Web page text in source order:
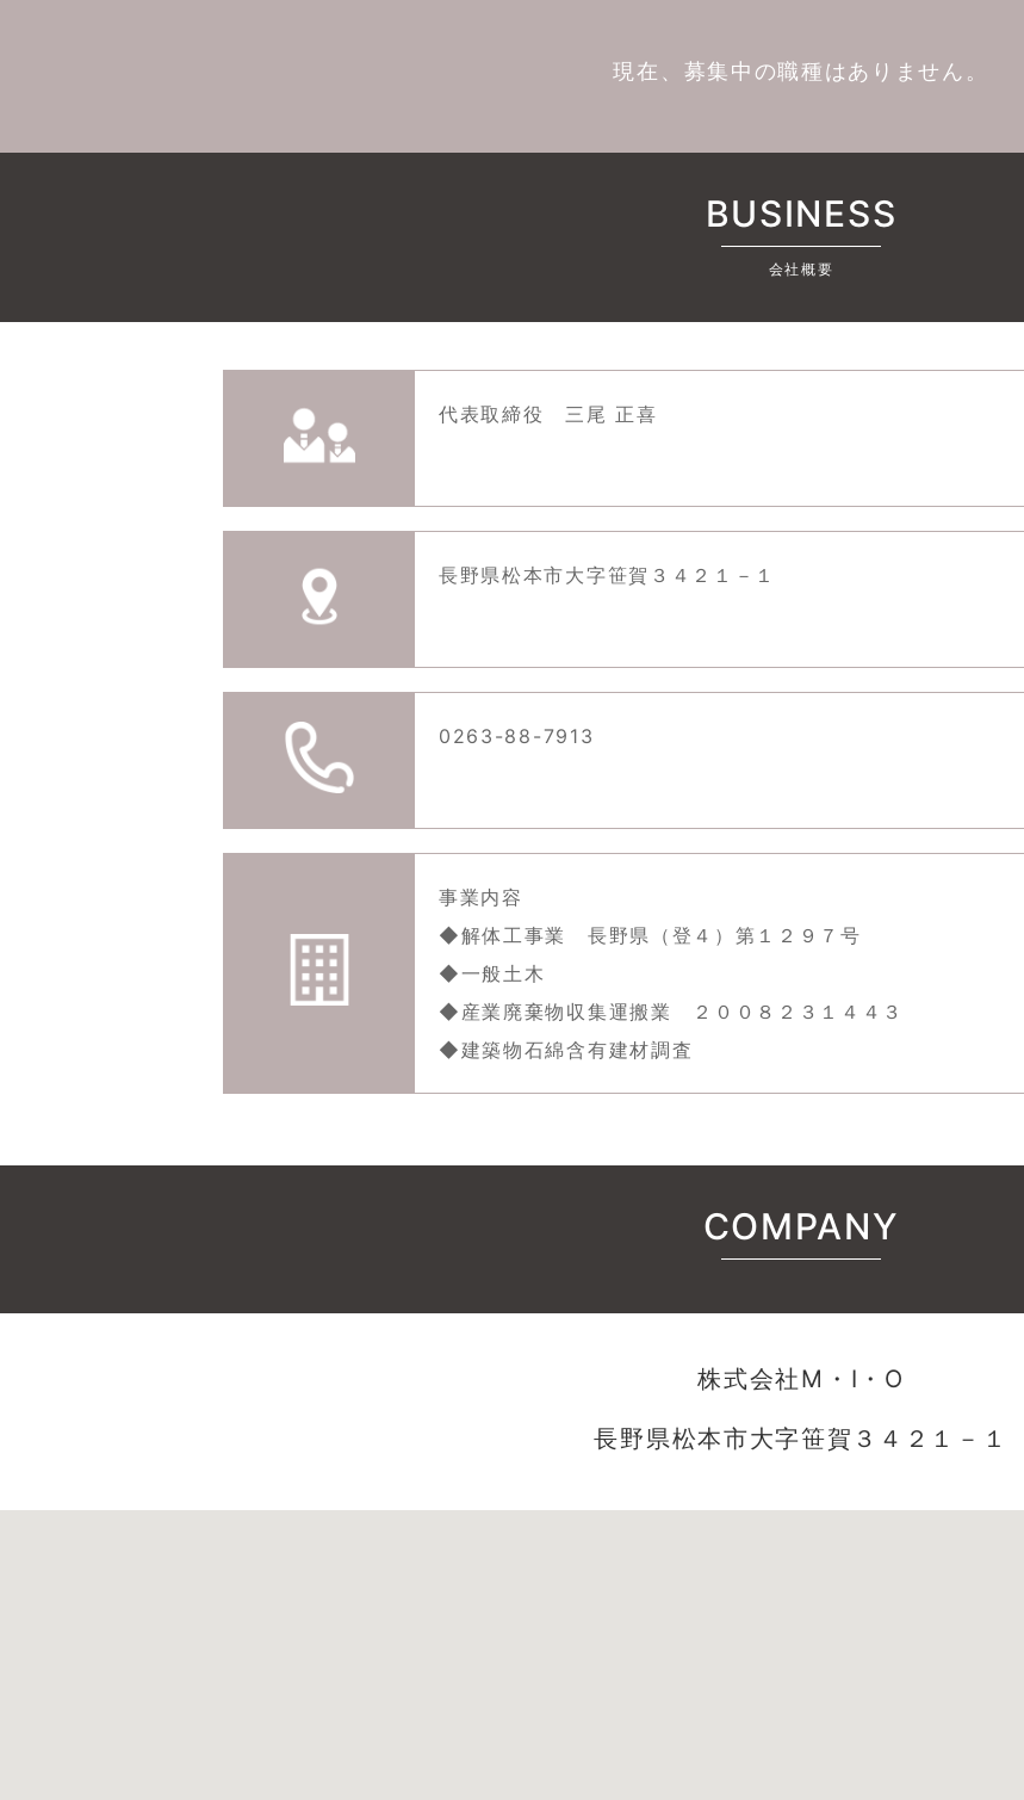
現在、募集中の職種はありません。
BUSINESS
会社概要
代表取締役 三尾 正喜
長野県松本市大字笹賀３４２１－１
0263-88-7913
事業内容
◆解体工事業 長野県（登４）第１２９７号
◆一般土木
◆産業廃棄物収集運搬業 ２００８２３１４４３
◆建築物石綿含有建材調査
COMPANY
株式会社M・I・O
長野県松本市大字笹賀３４２１－１